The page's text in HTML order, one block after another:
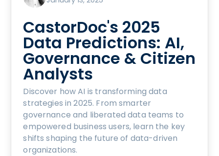
CastorDoc's 2025
Data Predictions: AI,
Governance & Citizen
Analysts
Discover how AI is transforming data
strategies in 2025. From smarter
governance and liberated data teams to
empowered business users, learn the key
shifts shaping the future of data-driven
organizations.